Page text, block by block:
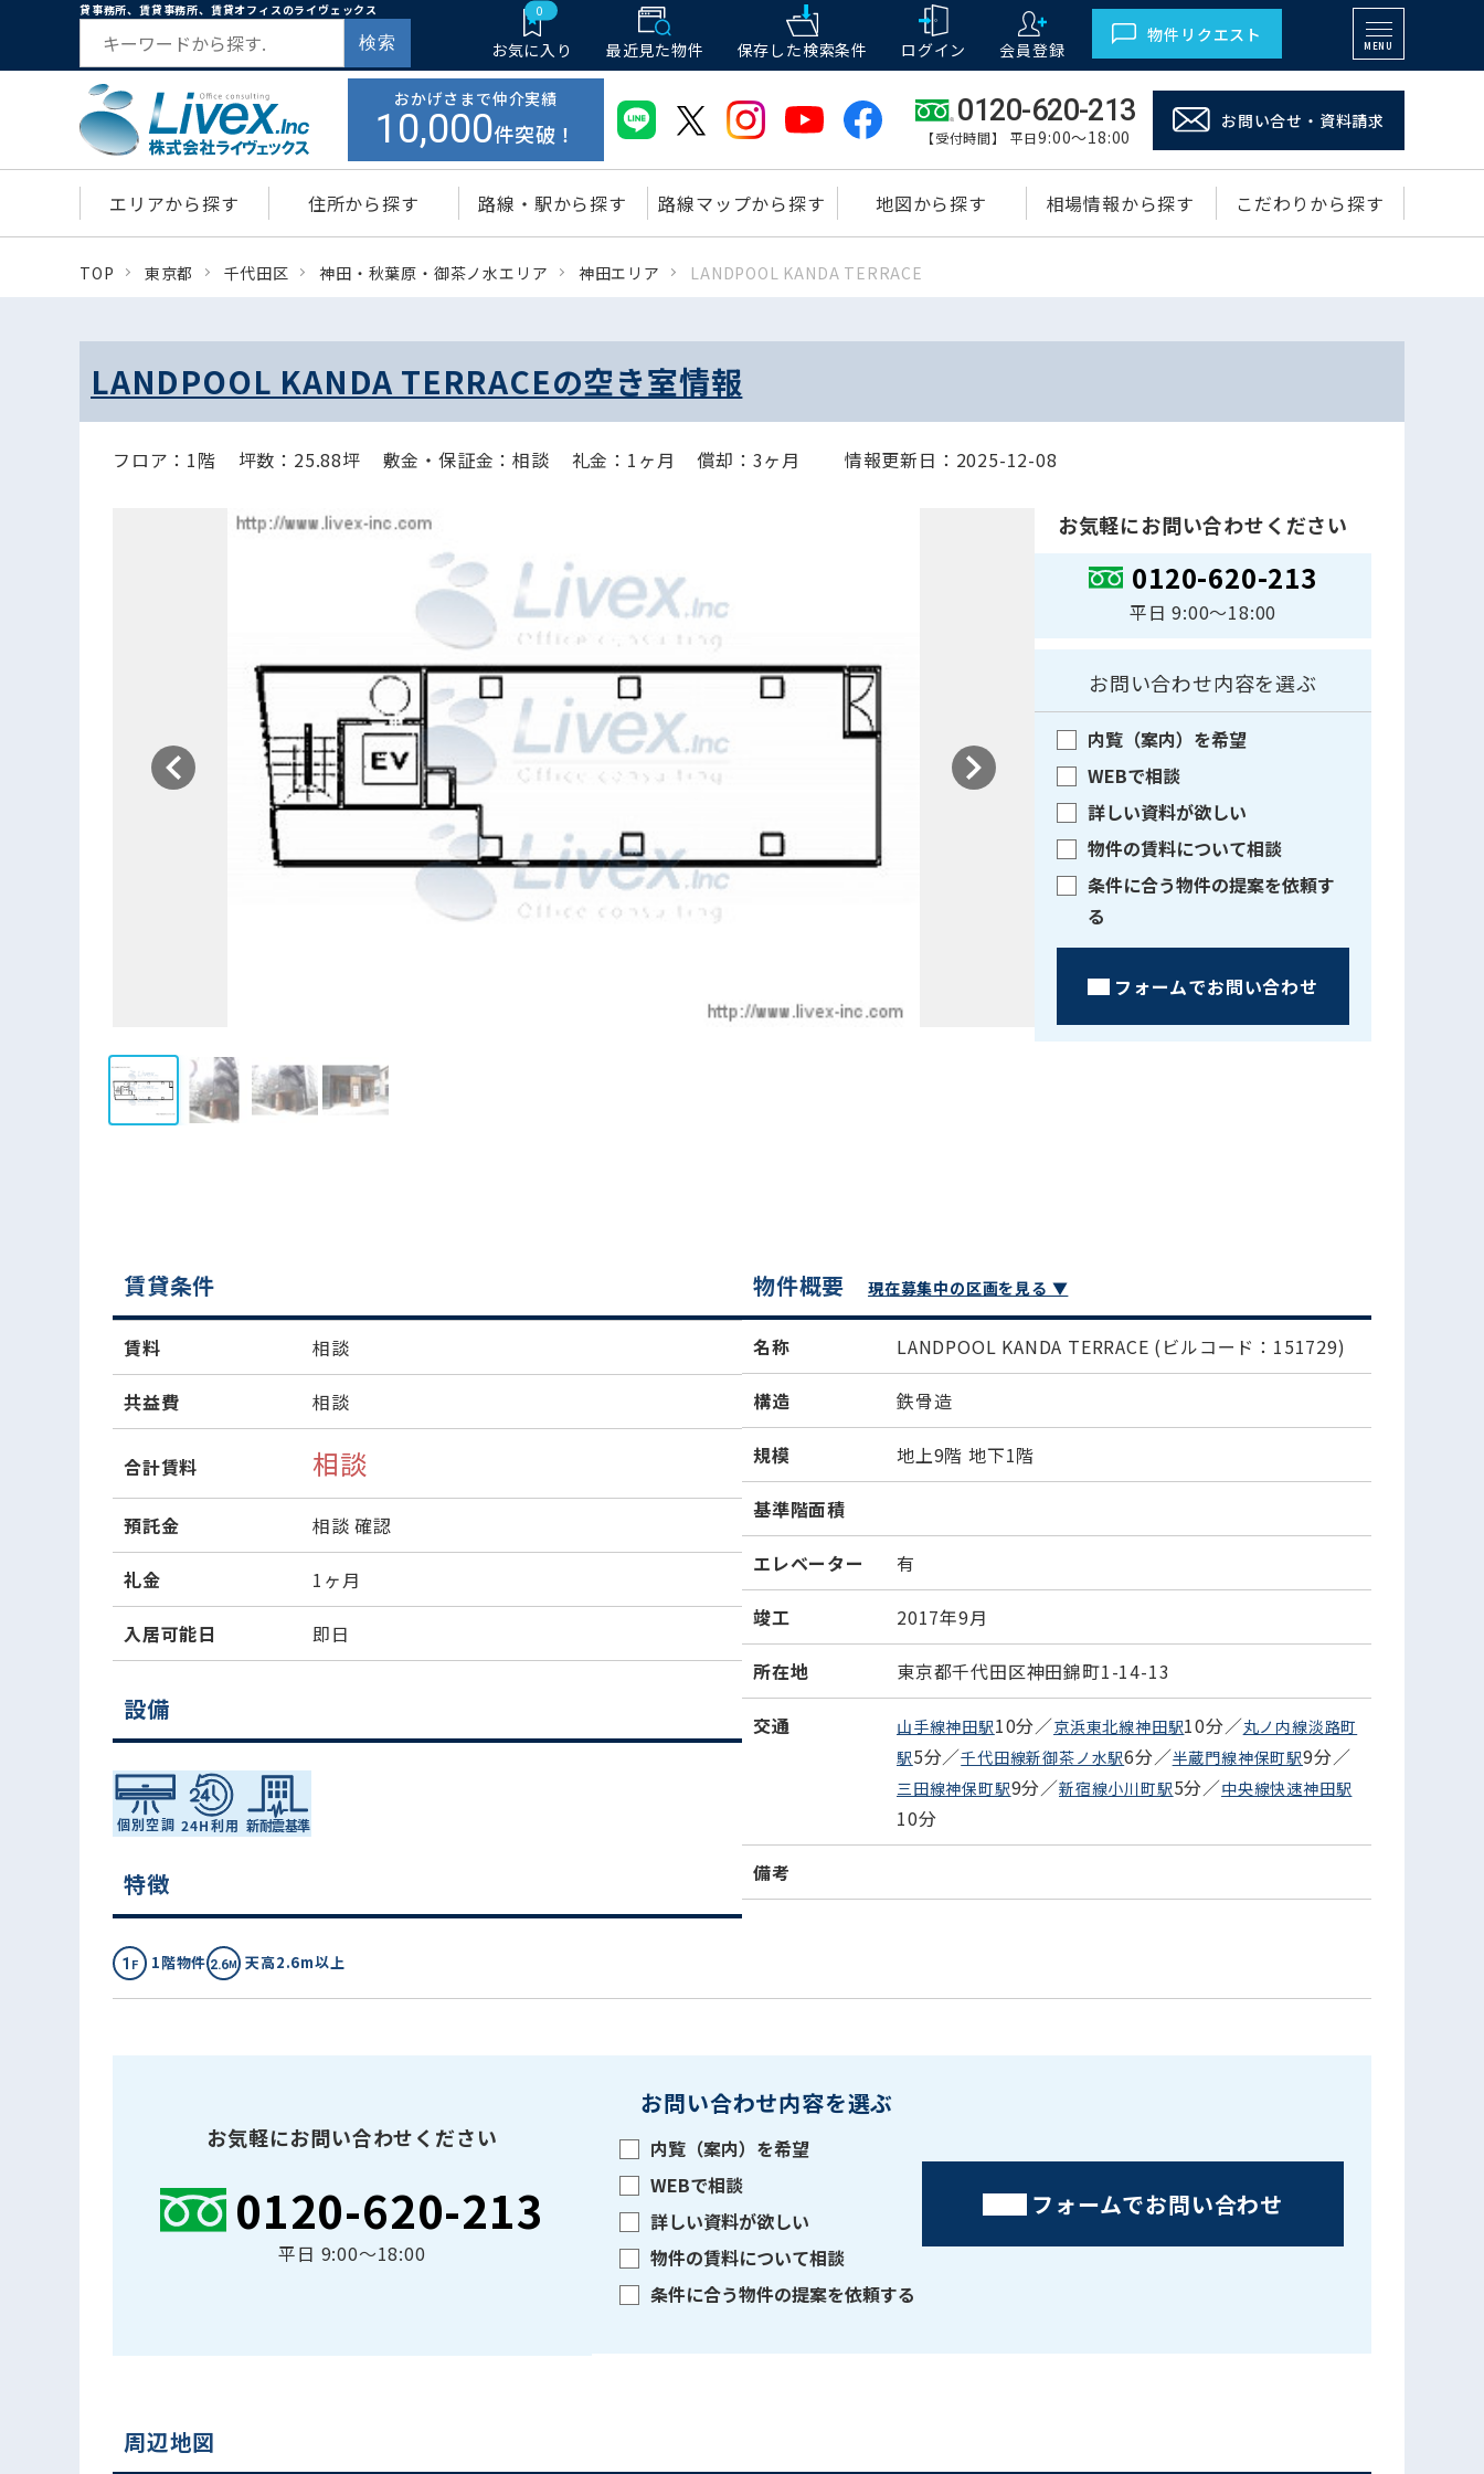
貸事務所、賃貸事務所、賃貸オフィスのライヴェックス
検索
0
お気に入り 最近見た物件 保存した検索条件 ログイン 会員登録
物件リクエスト
MENU
おかげさまで仲介実績
10,000件突破！
0120-620-213
【受付時間】 平日9:00～18:00
お問い合せ・資料請求
エリアから探す 住所から探す 路線・駅から探す 路線マップから探す 地図から探す 相場情報から探す こだわりから探す
TOP 東京都 千代田区 神田・秋葉原・御茶ノ水エリア 神田エリア LANDPOOL KANDA TERRACE
LANDPOOL KANDA TERRACEの空き室情報
フロア：1階 坪数：25.88坪 敷金・保証金：相談 礼金：1ヶ月 償却：3ヶ月 情報更新日：2025-12-08
お気軽にお問い合わせください
0120-620-213
平日 9:00〜18:00
お問い合わせ内容を選ぶ
内覧（案内）を希望
WEBで相談
詳しい資料が欲しい
物件の賃料について相談
条件に合う物件の提案を依頼す
る
フォームでお問い合わせ
賃貸条件
賃料 相談
共益費 相談
合計賃料 相談
預託金 相談 確認
礼金 1ヶ月
入居可能日 即日
設備
特徴
1階物件 天高2.6m以上
物件概要 現在募集中の区画を見る ▼
名称 LANDPOOL KANDA TERRACE (ビルコード：151729)
構造 鉄骨造
規模 地上9階 地下1階
基準階面積
エレベーター 有
竣工 2017年9月
所在地 東京都千代田区神田錦町1-14-13
交通 山手線神田駅10分／京浜東北線神田駅10分／丸ノ内線淡路町
駅5分／千代田線新御茶ノ水駅6分／半蔵門線神保町駅9分／
三田線神保町駅9分／新宿線小川町駅5分／中央線快速神田駅
10分
備考
お気軽にお問い合わせください
0120-620-213
平日 9:00〜18:00
お問い合わせ内容を選ぶ
内覧（案内）を希望
WEBで相談
詳しい資料が欲しい
物件の賃料について相談
条件に合う物件の提案を依頼する
フォームでお問い合わせ
周辺地図